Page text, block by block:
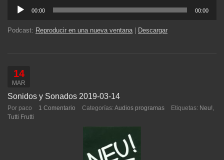
Reproductor
audio
00:00 00:00
Podcast: Reproducir en una nueva ventana | Descargar
14
MAR
Sonidos y Sonados 2019-03-14
Por paco 1 Comentario Categorías: Audios programas Etiquetas: Neu!
Tutti Frutti